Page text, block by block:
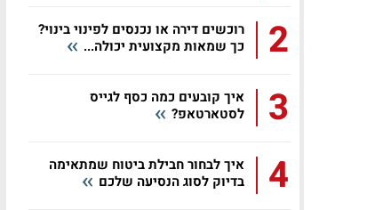
2
רוכשים דירה או נכנסים לפינוי בינוי?
כך שמאות מקצועית יכולה...
3
איך קובעים כמה כסף לגייס
לסטארטאפ?
4
איך לבחור חבילת ביטוח שמתאימה
בדיוק לסוג הנסיעה שלכם